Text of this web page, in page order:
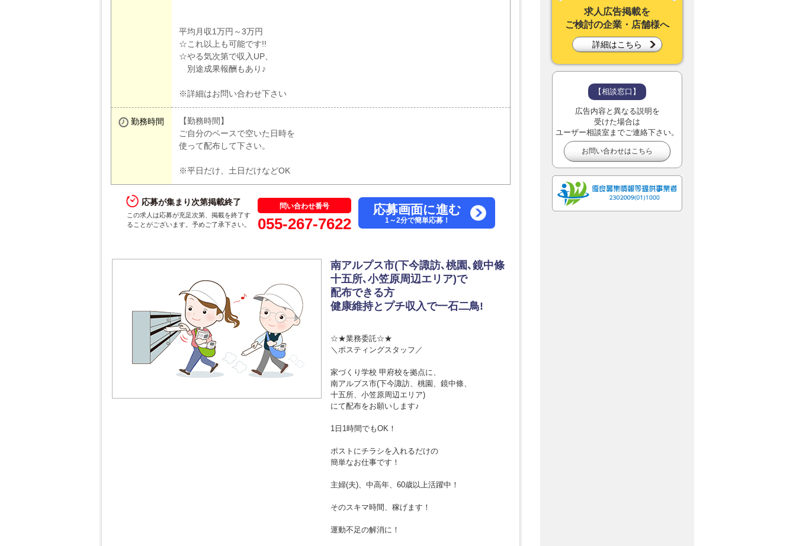
平均月収1万円～3万円
☆これ以上も可能です!!
☆やる気次第で収入UP、
別途成果報酬もあり♪
※詳細はお問い合わせ下さい
勤務時間
【勤務時間】
ご自分のペースで空いた日時を
使って配布して下さい。
※平日だけ、土日だけなどOK
応募が集まり次第掲載終了
この求人は応募が充足次第、掲載を終了す
ることがございます。予めご了承下さい。
問い合わせ番号
055-267-7622
応募画面に進む
1～2分で簡単応募！
南アルプス市(下今諏訪､桃園､鏡中條
十五所､小笠原周辺エリア)で
配布できる方
健康維持とプチ収入で一石二鳥!
☆★業務委託☆★
＼ポスティングスタッフ／
家づくり学校 甲府校を拠点に、
南アルプス市(下今諏訪、桃園、鏡中條、
十五所、小笠原周辺エリア)
にて配布をお願いします♪
1日1時間でもOK！
ポストにチラシを入れるだけの
簡単なお仕事です！
主婦(夫)、中高年、60歳以上活躍中！
そのスキマ時間、稼げます！
運動不足の解消に！
求人広告掲載を
ご検討の企業・店舗様へ
詳細はこちら
【相談窓口】
広告内容と異なる説明を
受けた場合は
ユーザー相談室までご連絡下さい。
お問い合わせはこちら